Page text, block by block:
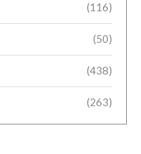
(116)
(50)
(438)
(263)